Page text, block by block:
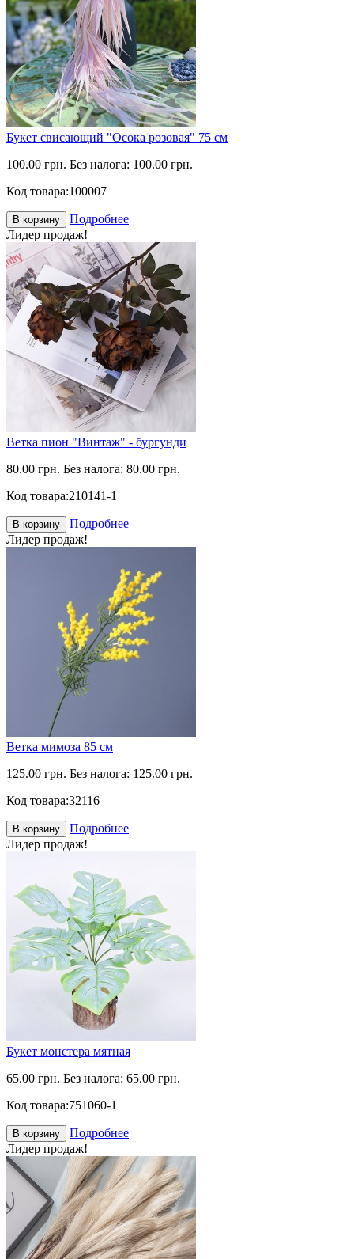
Букет свисающий "Осока розовая" 75 см
100.00 грн. Без налога: 100.00 грн.
Код товара:100007
В корзину
Подробнее
Лидер продаж!
Ветка пион "Винтаж" - бургунди
80.00 грн. Без налога: 80.00 грн.
Код товара:210141-1
В корзину
Подробнее
Лидер продаж!
Ветка мимоза 85 см
125.00 грн. Без налога: 125.00 грн.
Код товара:32116
В корзину
Подробнее
Лидер продаж!
Букет монстера мятная
65.00 грн. Без налога: 65.00 грн.
Код товара:751060-1
В корзину
Подробнее
Лидер продаж!